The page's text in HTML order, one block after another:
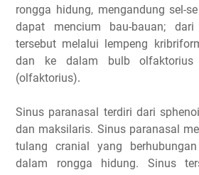
rongga hidung, mengandung sel-
dapat mencium bau-bauan;
tersebut melalui lempeng
dan ke dalam bulb
(olfaktorius).
Sinus paranasal terdiri dari
dan maksilaris. Sinus paranasal
tulang cranial yang
dalam rongga hidung. Sinus